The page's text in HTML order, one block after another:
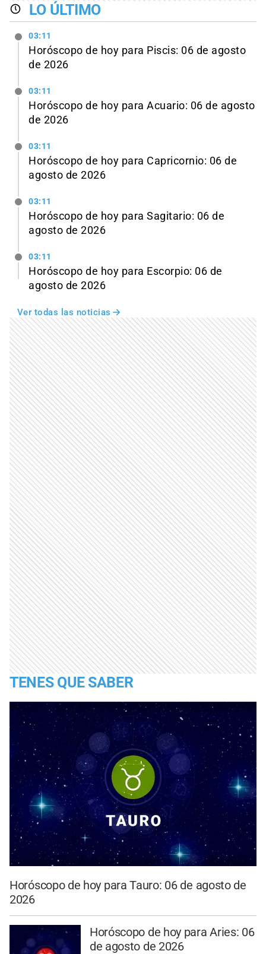
LO ÚLTIMO
03:11
Horóscopo de hoy para Piscis: 06 de agosto
de 2026
03:11
Horóscopo de hoy para Acuario: 06 de agosto
de 2026
03:11
Horóscopo de hoy para Capricornio: 06 de
agosto de 2026
03:11
Horóscopo de hoy para Sagitario: 06 de
agosto de 2026
03:11
Horóscopo de hoy para Escorpio: 06 de
agosto de 2026
Ver todas las noticias
TENES QUE SABER
Horóscopo de hoy para Tauro: 06 de agosto de
2026
Horóscopo de hoy para Aries: 06
de agosto de 2026